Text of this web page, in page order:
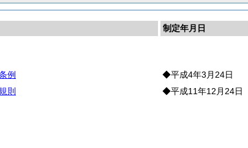
制定年月日
例
◆平成4年3月24日
則
◆平成11年12月24日